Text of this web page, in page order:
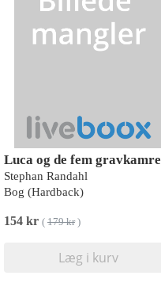
Luca og de fem gravkamre
Stephan Randahl
Bog (Hardback)
154 kr ( 179 kr)
Læg i kurv